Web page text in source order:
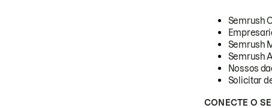
Semrush
Semrush
Semrush
Nossos
Solicitar
CONECTE O